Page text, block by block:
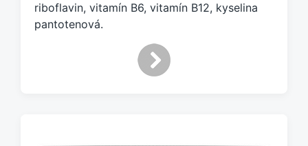
riboflavin, vitamín B6, vitamín B12, kyselina
pantotenová.